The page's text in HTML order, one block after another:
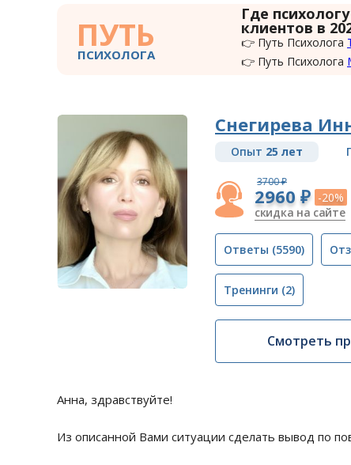
ПУТЬ
ПСИХОЛОГА
Где
клиентов в
👉 Путь Психолога
👉 Путь Психолога
Снегирева
Опыт 25 лет
3700 ₽
2960 ₽ -20%
скидка на сайте
Ответы (5590)
Тренинги (2)
Смотреть
Анна, здравствуйте!
Из описанной Вами ситуации сделать вывод по